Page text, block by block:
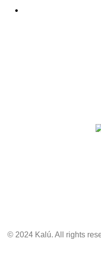
© 2024 Kalú. All rights